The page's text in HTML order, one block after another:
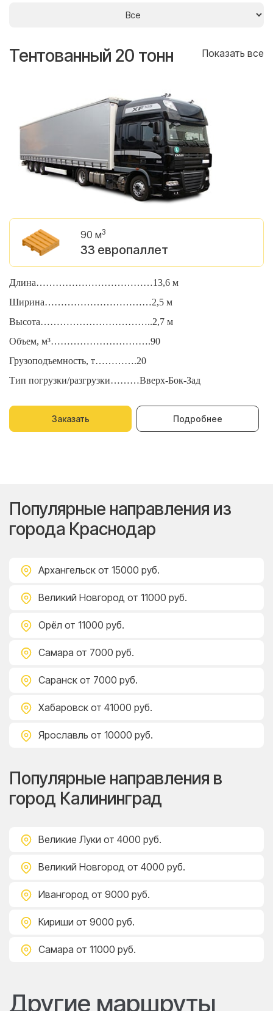
Тентованный 20 тонн Показать все
90 м3
33 европаллет
Длина………………………………13,6 м
Ширина……………………………2,5 м
Высота……………………………..2,7 м
Объем, м³………………………….90
Грузоподъемность, т………….20
Тип погрузки/разгрузки………Вверх-Бок-Зад
Заказать Подробнее
Популярные направления из
города Краснодар
Архангельск от 15000 руб.
Великий Новгород от 11000 руб.
Орёл от 11000 руб.
Самара от 7000 руб.
Саранск от 7000 руб.
Хабаровск от 41000 руб.
Ярославль от 10000 руб.
Популярные направления в
город Калининград
Великие Луки от 4000 руб.
Великий Новгород от 4000 руб.
Ивангород от 9000 руб.
Кириши от 9000 руб.
Самара от 11000 руб.
Другие маршруты